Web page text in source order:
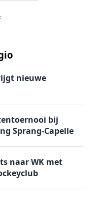
nieuwe
bij
Sprang-Capelle
naar WK met